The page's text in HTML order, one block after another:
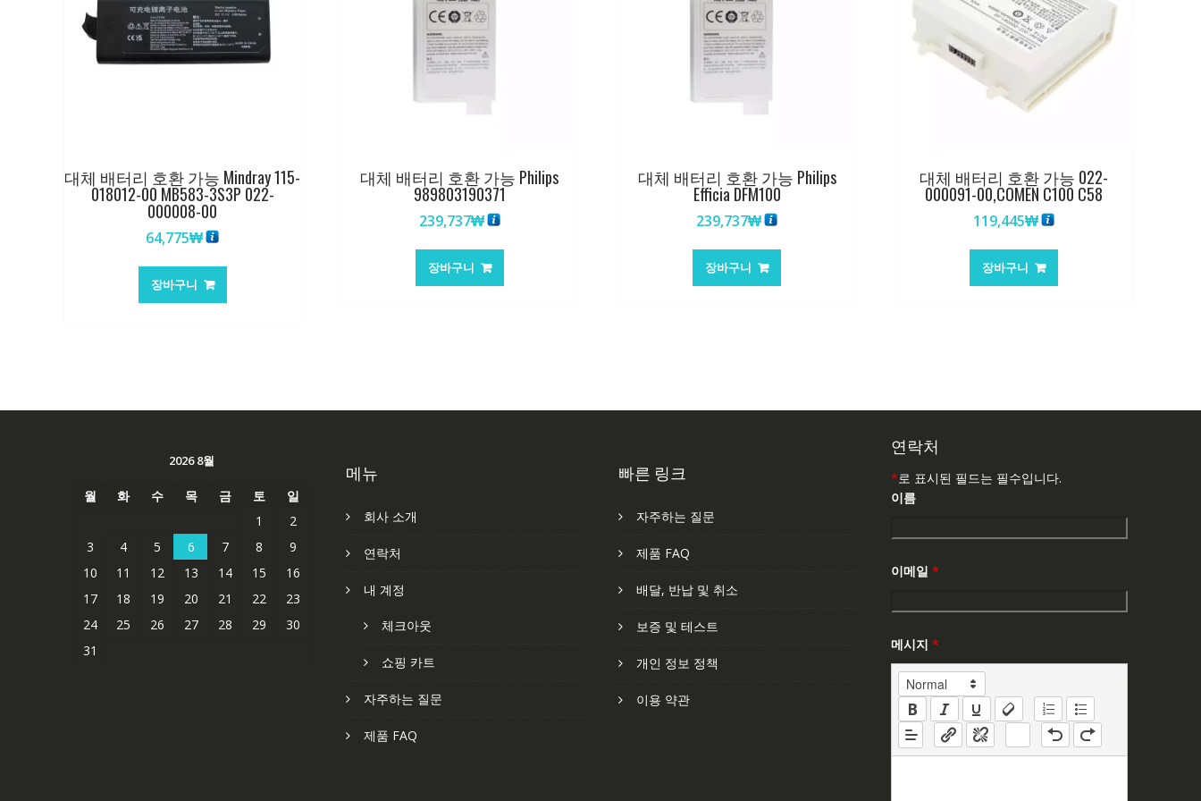
대체 배터리 호환 가능 Mindray 115-
018012-00 MB583-3S3P 022-
000008-00
64,775₩
장바구니
대체 배터리 호환 가능 Philips
989803190371
239,737₩
장바구니
대체 배터리 호환 가능 Philips
Efficia DFM100
239,737₩
장바구니
대체 배터리 호환 가능 022-
000091-00,COMEN C100 C58
119,445₩
장바구니
2026 8월
월 화 수 목 금 토
일
1
2
3
4 5 6 7 8
9
10
11 12 13 14 15
16
17
18 19 20 21 22
23
24
25 26 27 28 29
30
31
메뉴
회사 소개
연락처
내 계정
체크아웃
쇼핑 카트
자주하는 질문
제품 FAQ
빠른 링크
자주하는 질문
제품 FAQ
배달, 반납 및 취소
보증 및 테스트
개인 정보 정책
이용 약관
연락처
*로 표시된 필드는 필수입니다.
이름
이메일 *
메시지 *